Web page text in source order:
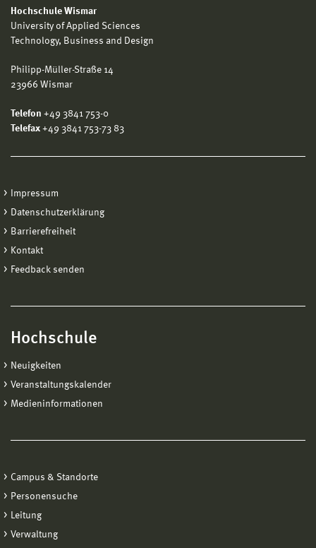
Hochschule Wismar
University of Applied Sciences
Technology, Business and Design
Philipp-Müller-Straße 14
23966 Wismar
Telefon +49 3841 753-0
Telefax +49 3841 753-73 83
Impressum
Datenschutzerklärung
Barrierefreiheit
Kontakt
Feedback senden
Hochschule
Neuigkeiten
Veranstaltungskalender
Medieninformationen
Campus & Standorte
Personensuche
Leitung
Verwaltung